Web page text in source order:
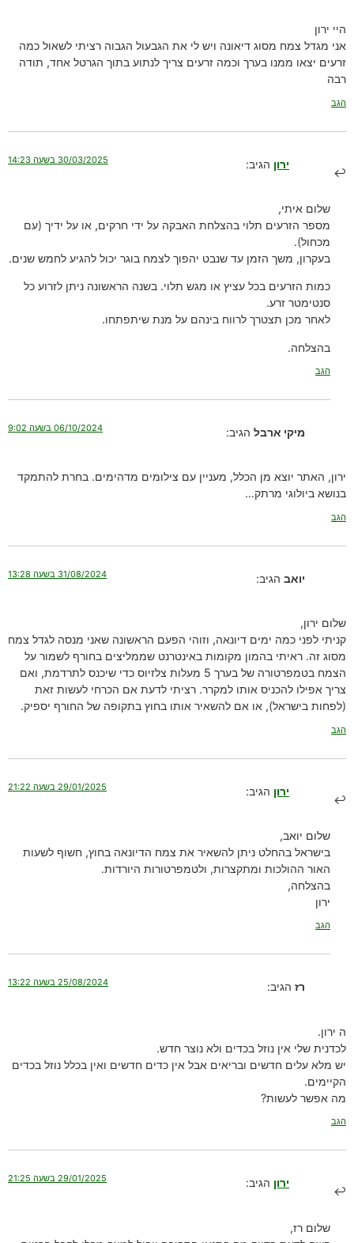
היי ירון
אני מגדל צמח מסוג דיאונה ויש לי את הגבעול הגבוה רציתי לשאול כמה
זרעים יצאו ממנו בערך וכמה זרעים צריך לנתוע בתוך הגרטל אחד, תודה
רבה
הגב
ירון הגיב: 30/03/2025 בשעה 14:23
שלום איתי,
מספר הזרעים תלוי בהצלחת האבקה על ידי חרקים, או על ידיך (עם
מכחול).
בעקרון, משך הזמן עד שנבט יהפוך לצמח בוגר יכול להגיע לחמש שנים.
כמות הזרעים בכל עציץ או מגש תלוי. בשנה הראשונה ניתן לזרוע כל
סנטימטר זרע.
לאחר מכן תצטרך לרווח בינהם על מנת שיתפתחו.
בהצלחה.
הגב
מיקי ארבל הגיב: 06/10/2024 בשעה 9:02
ירון, האתר יוצא מן הכלל, מעניין עם צילומים מדהימים. בחרת להתמקד
בנושא ביולוגי מרתק…
הגב
יואב הגיב: 31/08/2024 בשעה 13:28
שלום ירון,
קניתי לפני כמה ימים דיונאה, וזוהי הפעם הראשונה שאני מנסה לגדל צמח
מסוג זה. ראיתי בהמון מקומות באינטרנט שממליצים בחורף לשמור על
הצמח בטמפרטורה של בערך 5 מעלות צלזיוס כדי שיכנס לתרדמת, ואם
צריך אפילו להכניס אותו למקרר. רציתי לדעת אם הכרחי לעשות זאת
(לפחות בישראל), או אם להשאיר אותו בחוץ בתקופה של החורף יספיק.
הגב
ירון הגיב: 29/01/2025 בשעה 21:22
שלום יואב,
בישראל בהחלט ניתן להשאיר את צמח הדיונאה בחוץ, חשוף לשעות
האור ההולכות ומתקצרות, ולטמפרטורות היורדות.
בהצלחה,
ירון
הגב
רז הגיב: 25/08/2024 בשעה 13:22
ה ירון.
לכדנית שלי אין נוזל בכדים ולא נוצר חדש.
יש מלא עלים חדשים ובריאים אבל אין כדים חדשים ואין בכלל נוזל בכדים
הקיימים.
מה אפשר לעשות?
הגב
ירון הגיב: 29/01/2025 בשעה 21:25
שלום רז,